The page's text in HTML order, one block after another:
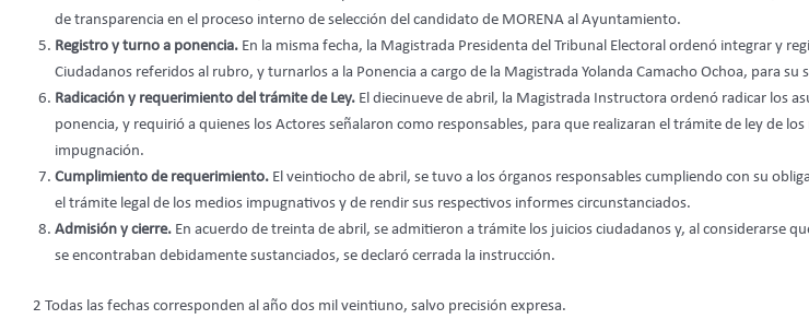
de transparencia en el proceso interno de selección del candidato de MORENA al Ayuntamiento.
Registro y turno a ponencia. En la misma fecha, la Magistrada Presidenta del Tribunal Electoral ordenó integrar y
Ciudadanos referidos al rubro, y turnarlos a la Ponencia a cargo de la Magistrada Yolanda Camacho Ochoa, para su
Radicación y requerimiento del trámite de Ley. El diecinueve de abril, la Magistrada Instructora ordenó radicar los
ponencia, y requirió a quienes los Actores señalaron como responsables, para que realizaran el trámite de ley de los
impugnación.
Cumplimiento de requerimiento. El veintiocho de abril, se tuvo a los órganos responsables cumpliendo con su
el trámite legal de los medios impugnativos y de rendir sus respectivos informes circunstanciados.
Admisión y cierre. En acuerdo de treinta de abril, se admitieron a trámite los juicios ciudadanos y, al considerarse
se encontraban debidamente sustanciados, se declaró cerrada la instrucción.
2 Todas las fechas corresponden al año dos mil veintiuno, salvo precisión expresa.